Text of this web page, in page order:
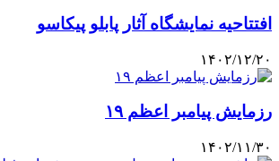
افتتاحیه نمایشگاه آثار پابلو پیکاسو
۱۴۰۲/۱۲/۲۰
رزمایش پیامبر اعظم ۱۹
۱۴۰۲/۱۱/۳۰